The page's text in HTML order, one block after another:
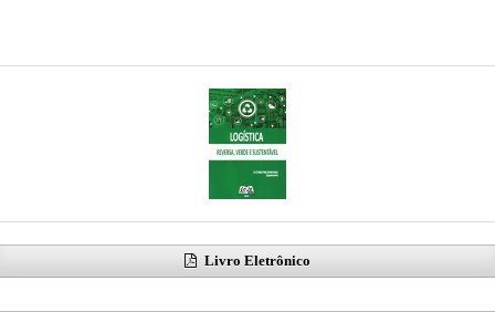
Livro Eletrônico